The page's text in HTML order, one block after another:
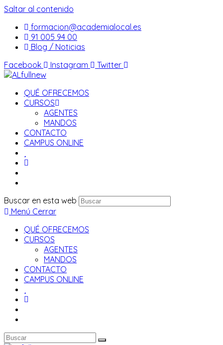
Saltar al contenido
formacion@academialocal.es
91 005 94 00
Blog / Noticias
Facebook
Instagram Twitter
QUÉ OFRECEMOS
CURSOS
AGENTES
MANDOS
CONTACTO
CAMPUS ONLINE
Buscar en esta web
Menú Cerrar
QUÉ OFRECEMOS
CURSOS
AGENTES
MANDOS
CONTACTO
CAMPUS ONLINE